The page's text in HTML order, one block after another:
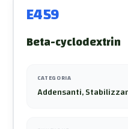
E459
Beta-cyclodextrin
CATEGORIA
Addensanti,